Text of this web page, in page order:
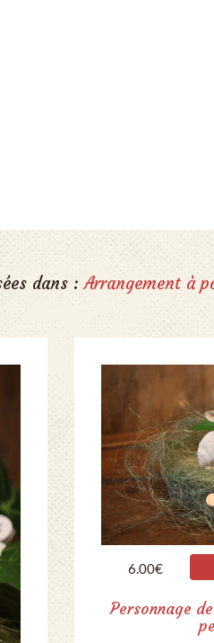
dans :Arrangement à
6.00€
Personnage